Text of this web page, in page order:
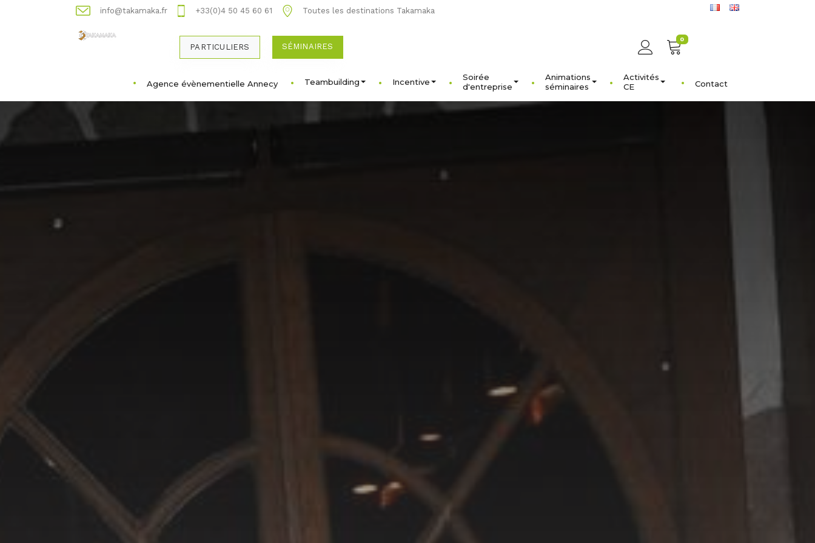
info@takamaka.fr +33(0)4 50 45 60 61 Toutes les destinations Takamaka
PARTICULIERS SÉMINAIRES
0
Agence évènementielle Annecy Teambuilding Incentive
Soirée
d'entreprise
Animations
séminaires
Activités
CE
Contact